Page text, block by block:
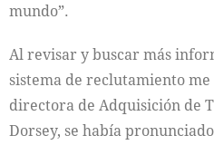
mundo”.
Al revisar y buscar más
sistema de reclutamiento
directora de Adquisición de
Dorsey, se había